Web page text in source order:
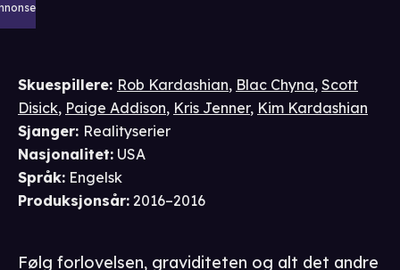
Skuespillere: Rob Kardashian, Blac Chyna, Scott
Disick, Paige Addison, Kris Jenner, Kim Kardashian
Sjanger: Realityserier
Nasjonalitet: USA
Språk: Engelsk
Produksjonsår: 2016–2016
Følg forlovelsen, graviditeten og alt det andre